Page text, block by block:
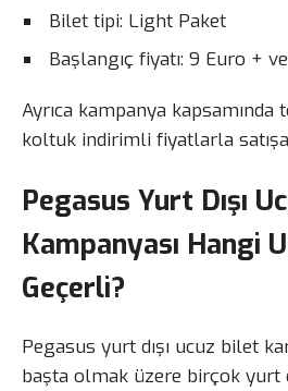
Bilet tipi: Light Paket
Başlangıç fiyatı: 9 Euro +
Ayrıca kampanya
koltuk indirimli fiyatlarla satışa
Pegasus Yurt Dışı
Kampanyası Hangi
Geçerli?
Pegasus yurt dışı ucuz bilet
başta olmak üzere birçok yurt